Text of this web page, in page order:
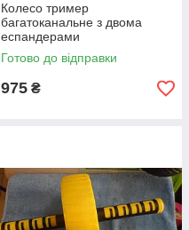
Колесо тример
багатоканальне з двома
еспандерами
Готово до відправки
975 ₴